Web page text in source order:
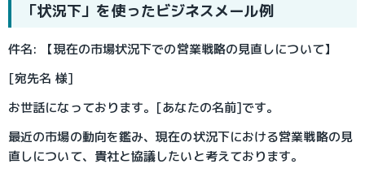
「状況下」を使ったビジネスメール例
件名: 【現在の市場状況下での営業戦略の見直しについて】
[宛先名 様]
お世話になっております。[あなたの名前]です。
最近の市場の動向を鑑み、現在の状況下における営業戦略の見
直しについて、貴社と協議したいと考えております。